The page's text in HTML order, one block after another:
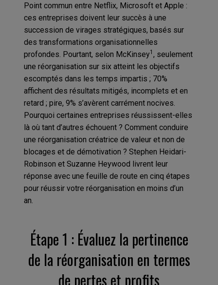
Point commun entre Netflix, Microsoft et Apple :
ces entreprises doivent leur succès à une
succession de virages stratégiques, basés sur
des transformations organisationnelles
profondes. Pourtant, selon McKinsey1 , seulement
une réorganisation sur six atteint les objectifs
escomptés dans les temps impartis ; 70%
affichent des résultats mitigés, incomplets et en
retard ; pire, 9% s’avèrent carrément nocives.
Pourquoi certaines entreprises réussissent-elles
là où tant d’autres échouent ? Comment conduire
une réorganisation créatrice de valeur et non de
blocages et de démotivation ? Stephen Heidari-
Robinson et Suzanne Heywood livrent leur
réponse avec une feuille de route en cinq étapes
pour réussir votre réorganisation en moins d’un
an.
Étape 1 : Évaluez la pertinence
de la réorganisation en termes
de pertes et profits